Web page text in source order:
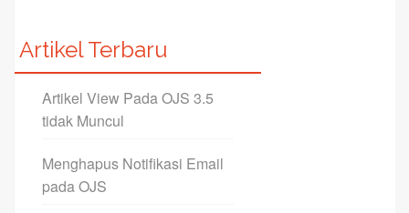
Artikel Terbaru
Artikel View Pada OJS 3.5
tidak Muncul
Menghapus Notifikasi Email
pada OJS